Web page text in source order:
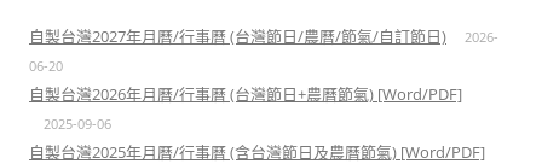
自製台灣2027年月曆/行事曆 (台灣節日/農曆/節氣/自訂節日)
2026-
06-20
自製台灣2026年月曆/行事曆 (台灣節日+農曆節氣) [Word/PDF]
2025-09-06
自製台灣2025年月曆/行事曆 (含台灣節日及農曆節氣) [Word/PDF]